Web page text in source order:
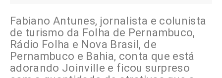
Fabiano Antunes, jornalista e colunista
de turismo da Folha de Pernambuco,
Rádio Folha e Nova Brasil, de
Pernambuco e Bahia, conta que está
adorando Joinville e ficou surpreso